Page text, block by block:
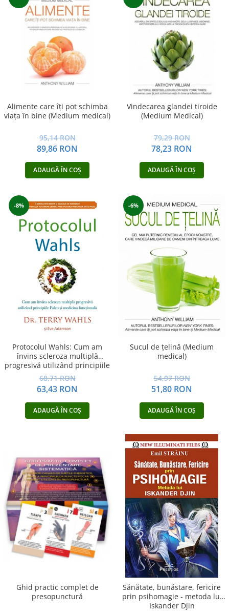
Alimente care îţi pot schimba
viaţa în bine (Medium medical)
95,14 RON
89,86 RON
ADAUGĂ ÎN COȘ
Vindecarea glandei tiroide
(Medium Medical)
79,29 RON
78,23 RON
ADAUGĂ ÎN COȘ
-8%
Protocolul Wahls: Cum am
învins scleroza multiplă
progresivă utilizând principiile
Paleo şi medicina funcţională
68,71 RON
63,43 RON
ADAUGĂ ÎN COȘ
-6%
Sucul de ţelină (Medium
medical)
54,97 RON
51,80 RON
ADAUGĂ ÎN COȘ
Ghid practic complet de
presopunctură
Sănătate, bunăstare, fericire
prin psihomagie - metoda lui
Iskander Djin